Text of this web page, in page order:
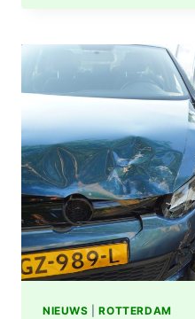
AFGESLOTEN
NA
ZWAAR
ONGEVAL,
NIEUWS |ROTTERDAM